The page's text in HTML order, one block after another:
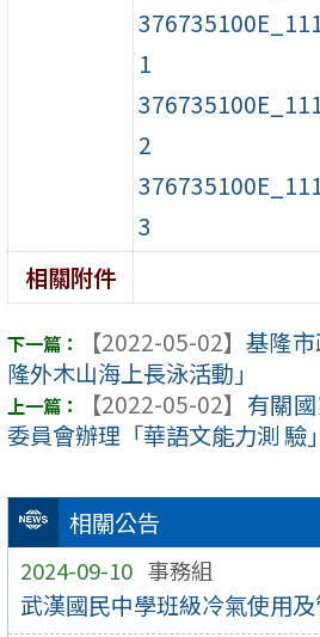
相關公告
2024-09-10 事務組
武漢國民中學班級冷氣使用
1
2
3
相關附件
【2022-05-02】 基隆
隆外木山海上長泳活動」
【2022-05-02】 有關
委員會辦理「華語文能力測 驗